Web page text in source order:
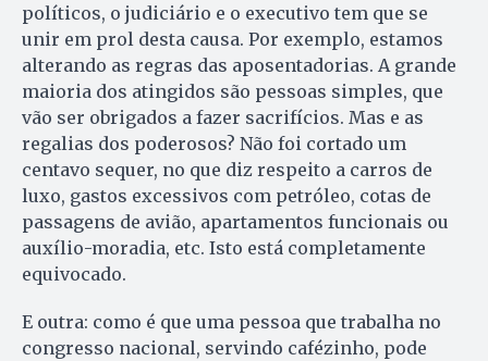
políticos, o judiciário e o executivo tem que se
unir em prol desta causa. Por exemplo, estamos
alterando as regras das aposentadorias. A grande
maioria dos atingidos são pessoas simples, que
vão ser obrigados a fazer sacrifícios. Mas e as
regalias dos poderosos? Não foi cortado um
centavo sequer, no que diz respeito a carros de
luxo, gastos excessivos com petróleo, cotas de
passagens de avião, apartamentos funcionais ou
auxílio-moradia, etc. Isto está completamente
equivocado.
E outra: como é que uma pessoa que trabalha no
congresso nacional, servindo cafézinho, pode